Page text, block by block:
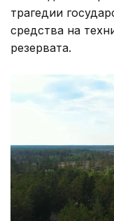
трагедии
средства на
резервата.